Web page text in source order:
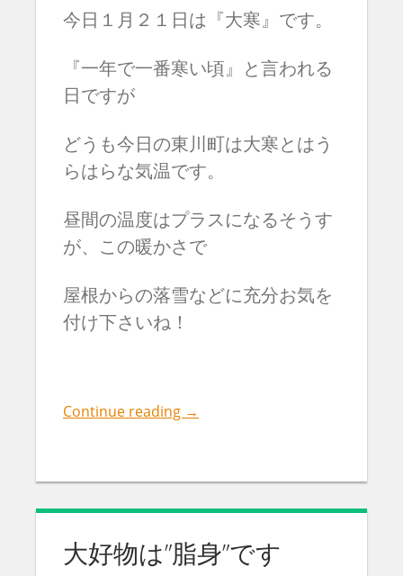
今日１月２１日は『大寒』です。
『一年で一番寒い頃』と言われる
日ですが
どうも今日の東川町は大寒とはう
らはらな気温です。
昼間の温度はプラスになるそうす
が、 この暖かさで
屋根からの落雪などに充分お気を
付け下さいね！
Continue reading →
大好物は”脂身”です